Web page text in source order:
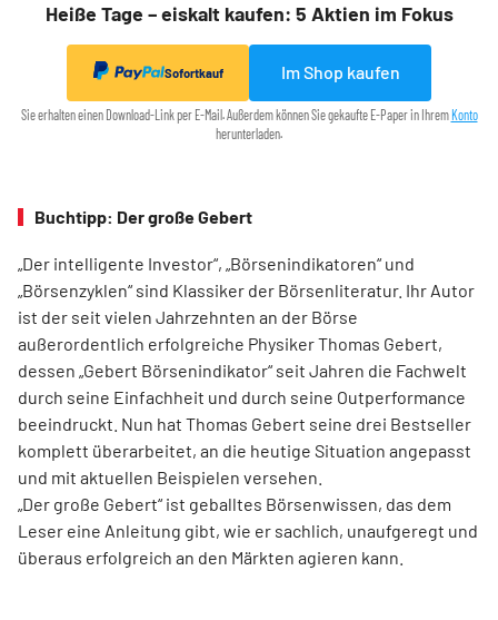
Heiße Tage – eiskalt kaufen: 5 Aktien im Fokus
Sofortkauf Im Shop kaufen
Sie erhalten einen Download-Link per E-Mail. Außerdem können Sie gekaufte E-Paper in IhremKonto
herunterladen.
Buchtipp: Der große Gebert
„Der intelligente Investor“, „Börsenindikatoren“ und
„Börsenzyklen“ sind Klassiker der Börsen­literatur. Ihr Autor
ist der seit vielen Jahrzehnten an der Börse
außerordentlich erfolgreiche Physiker Thomas Gebert,
dessen „Gebert Börsenindikator“ seit Jahren die Fachwelt
durch seine Einfachheit und durch seine Outperformance
beeindruckt. Nun hat Thomas Gebert seine drei Best­seller
komplett überarbeitet, an die heutige ­Situation angepasst
und mit aktuellen Beispielen ver­sehen.
„Der große Gebert“ ist geballtes Börsenwissen, das dem
Leser eine Anleitung gibt, wie er sachlich, unaufgeregt und
überaus erfolgreich an den Märkten agieren kann.